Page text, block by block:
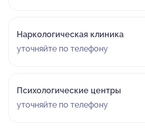
Наркологическая клиника
уточняйте по телефону
Психологические центры
уточняйте по телефону